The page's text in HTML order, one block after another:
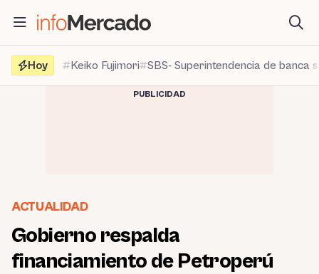
contenido
Hoy
Keiko Fujimori SBS- Superintendencia de banca
PUBLICIDAD
ACTUALIDAD
Gobierno respalda
financiamiento de Petroperú